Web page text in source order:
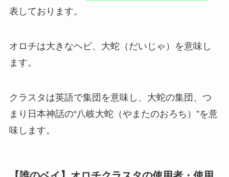
表しております。
オロチは大きなヘビ、大蛇（だいじゃ）を意味し
ます。
クラスタは英語で集団を意味し、大蛇の集団、つ
まり日本神話の“八岐大蛇（やまたのおろち）”を意
味します。